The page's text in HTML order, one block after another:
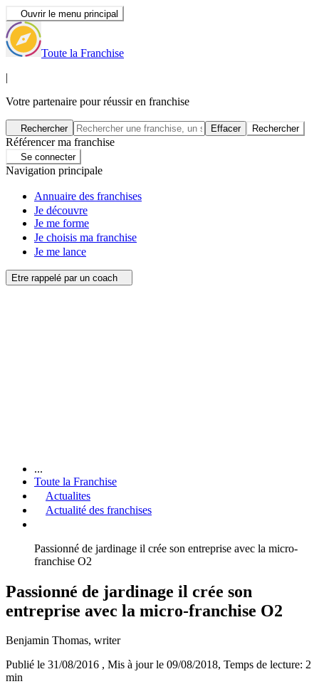
Ouvrir le menu principal
Toute la Franchise
|
Votre partenaire pour réussir en franchise
Rechercher Effacer Rechercher
Référencer ma franchise
Se connecter
Navigation principale
Annuaire des franchises
Je découvre
Je me forme
Je choisis ma franchise
Je me lance
Etre rappelé par un coach
...
Toute la Franchise
Actualites
Actualité des franchises
Passionné de jardinage il crée son entreprise avec la micro-
franchise O2
Passionné de jardinage il crée son
entreprise avec la micro-franchise O2
Benjamin Thomas, writer
Publié le 31/08/2016 , Mis à jour le 09/08/2018, Temps de lecture: 2
min